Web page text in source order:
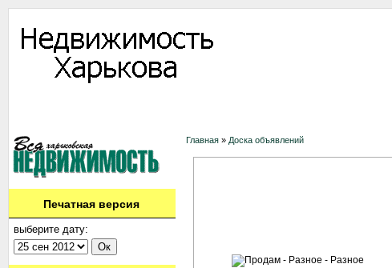
Печатная версия
выберите дату:
Главная » Доска объявлений